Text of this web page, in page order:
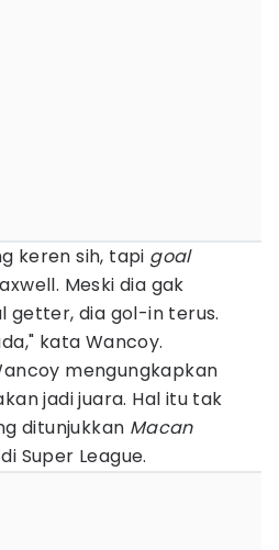
keren sih, tapi goal
Meski dia gak
getter, dia gol-in terus.
kata Wancoy.
mengungkapkan
jadi juara. Hal itu tak
ditunjukkan Macan
Super League.